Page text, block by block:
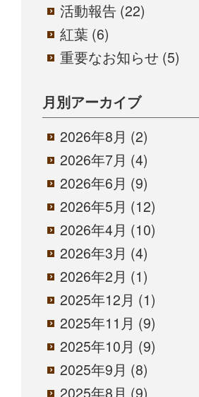
活動報告 (22)
紅葉 (6)
重要なお知らせ (5)
月別アーカイブ
2026年8月 (2)
2026年7月 (4)
2026年6月 (9)
2026年5月 (12)
2026年4月 (10)
2026年3月 (4)
2026年2月 (1)
2025年12月 (1)
2025年11月 (9)
2025年10月 (9)
2025年9月 (8)
2025年8月 (9)